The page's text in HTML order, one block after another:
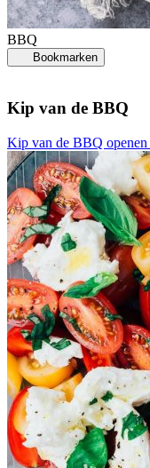
BBQ
Bookmarken
Kip van de BBQ
Kip van de BBQ openen